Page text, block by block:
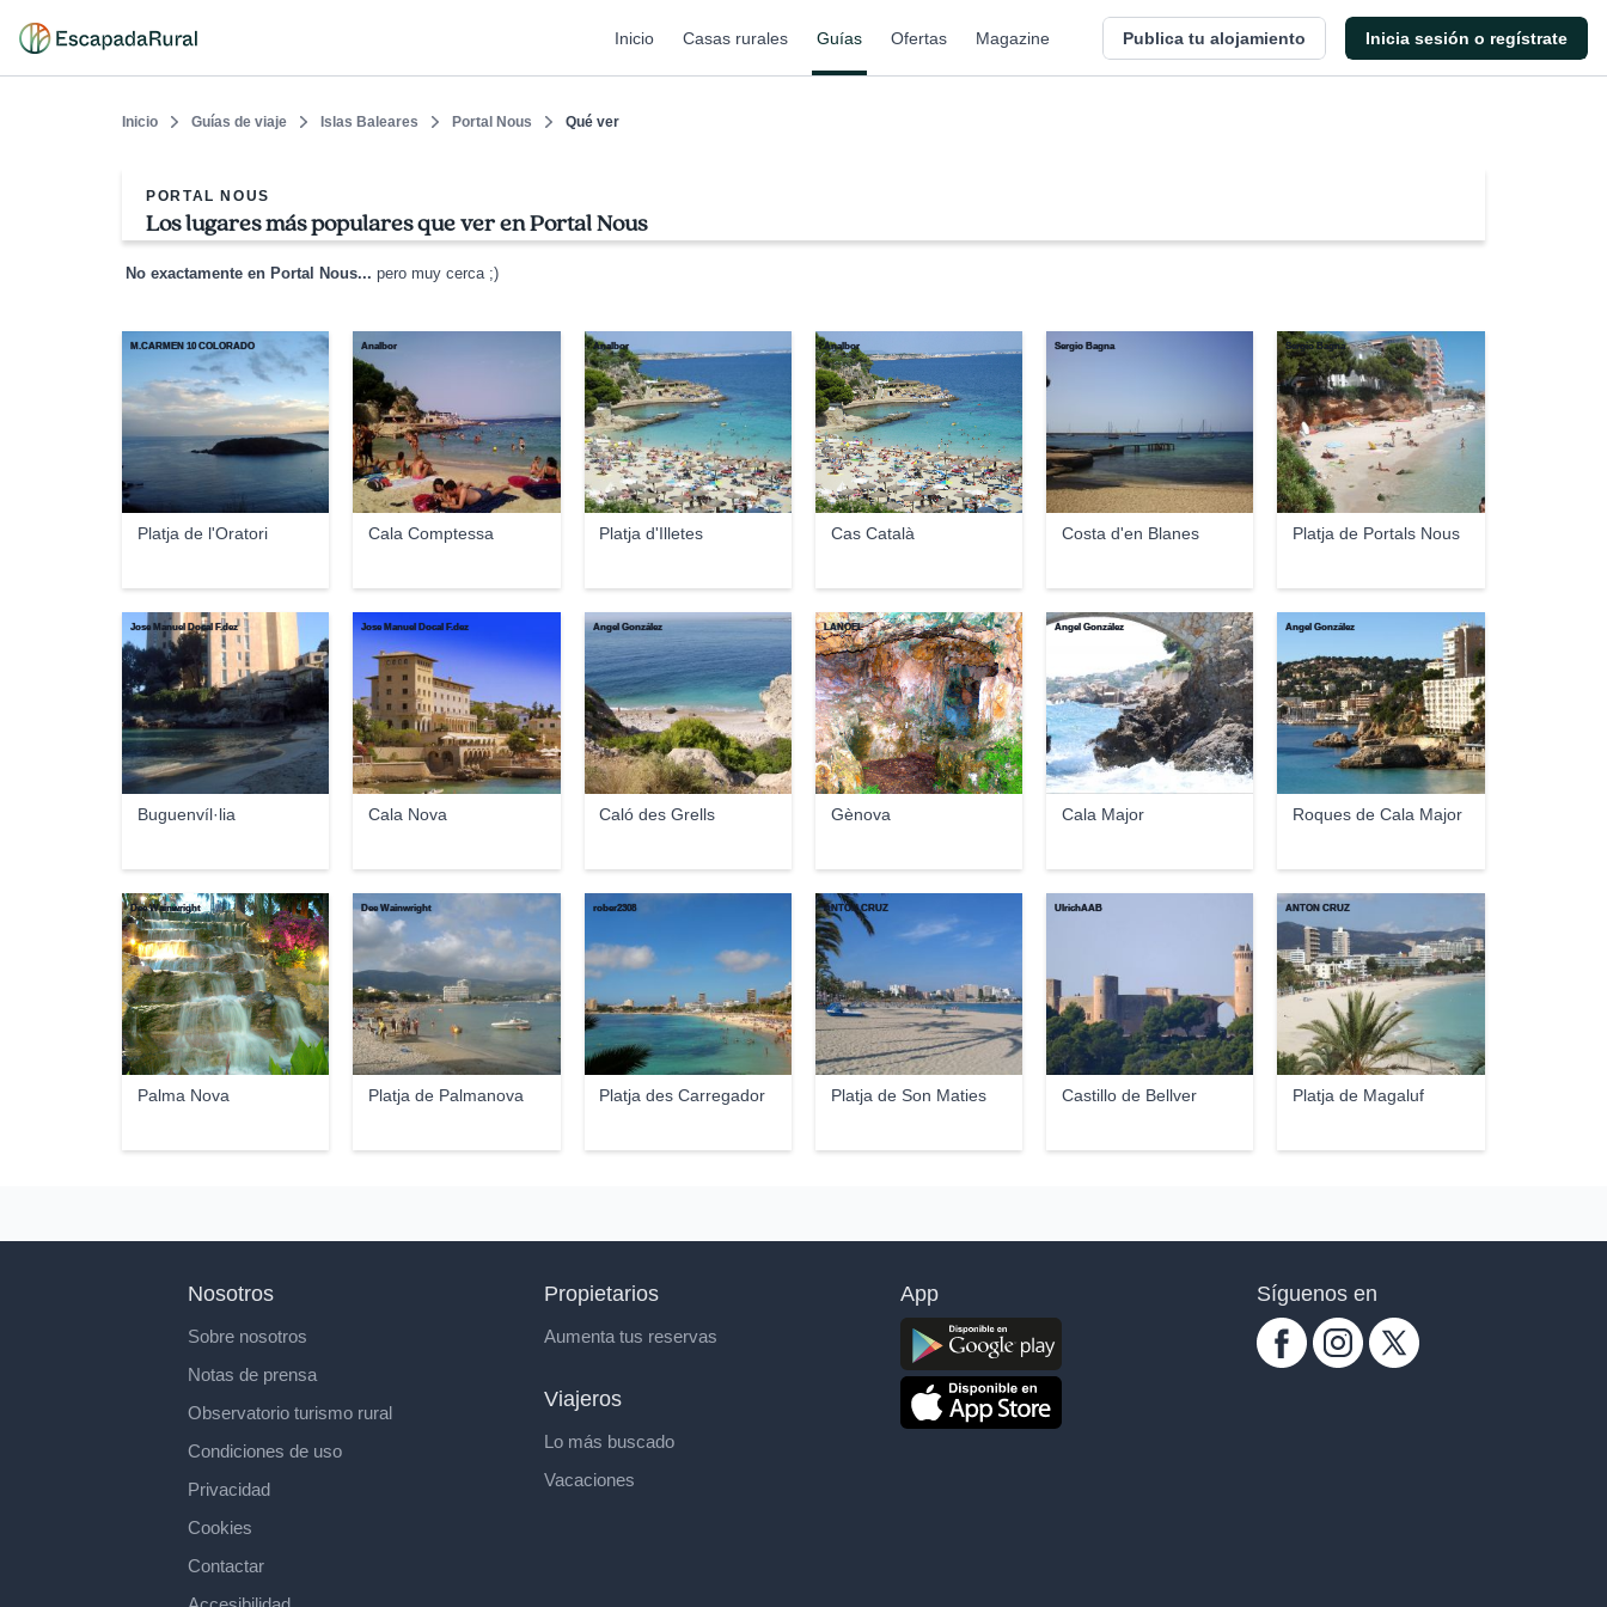
Inicio Casas rurales Guías Ofertas Magazine Publica tu alojamiento Inicia sesión o regístrate
Inicio Guías de viaje Islas Baleares Portal Nous Qué ver
PORTAL NOUS
Los lugares más populares que ver en Portal Nous
No exactamente en Portal Nous... pero muy cerca ;)
Platja de l'Oratori
M.CARMEN 10 COLORADO
Cala Comptessa
Analbor
Platja d'Illetes
Analbor
Cas Català
Analbor
Costa d'en Blanes
Sergio Bagna
Platja de Portals Nous
Sergio Bagna
Buguenvíl·lia
Jose Manuel Docal F.dez
Cala Nova
Jose Manuel Docal F.dez
Caló des Grells
Ángel González
Gènova
LANOEL
Cala Major
Ángel González
Roques de Cala Major
Ángel González
Palma Nova
Dee Wainwright
Platja de Palmanova
Dee Wainwright
Platja des Carregador
rober2308
Platja de Son Maties
ANTON CRUZ
Castillo de Bellver
UlrichAAB
Platja de Magaluf
ANTON CRUZ
Nosotros
Sobre nosotros
Notas de prensa
Observatorio turismo rural
Condiciones de uso
Privacidad
Cookies
Contactar
Propietarios
Aumenta tus reservas
Viajeros
Lo más buscado
Vacaciones
App Síguenos en